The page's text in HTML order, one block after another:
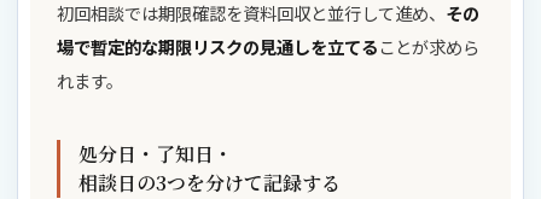
初回相談では期限確認を資料回収と並行して進め、 その
場で暫定的な期限リスクの見通しを立てることが求めら
れます。
処分日・了知日・
相談日の3つを分けて記録する